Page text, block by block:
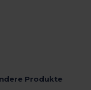
Produkte